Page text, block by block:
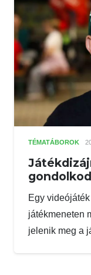
TÉMATÁBOROK
Egy
játékmeneten
jelenik meg a